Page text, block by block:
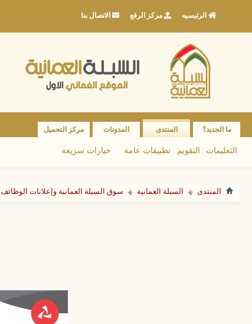
الرئيسيه مركز الرفع الاتصال بنا
ما الجديد؟ المنتدى
التعليمات التقويم تطبيقات عامة خيارات سريعة
المدونات مركز التحميل
المنتدى السبلة العمانية سوق السبلة العمانية وإعلانات الوظائف